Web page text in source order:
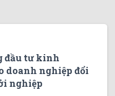
đầu tư kinh
doanh nghiệp đổi
nghiệp